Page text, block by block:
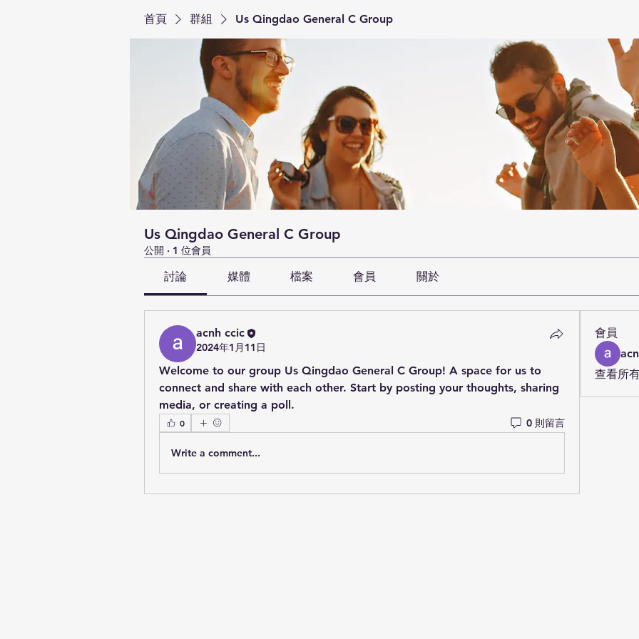
首頁 群組 Us Qingdao General C Group
Us Qingdao General C Group
公開 · 1 位會員
討論 媒體 檔案 會員 關於
acnh ccic
2024年1月11日
Welcome to our group Us Qingdao General C Group! A space for us to
connect and share with each other. Start by posting your thoughts, sharing
media, or creating a poll.
0 0 則留言
Write a comment...
會員
查看所